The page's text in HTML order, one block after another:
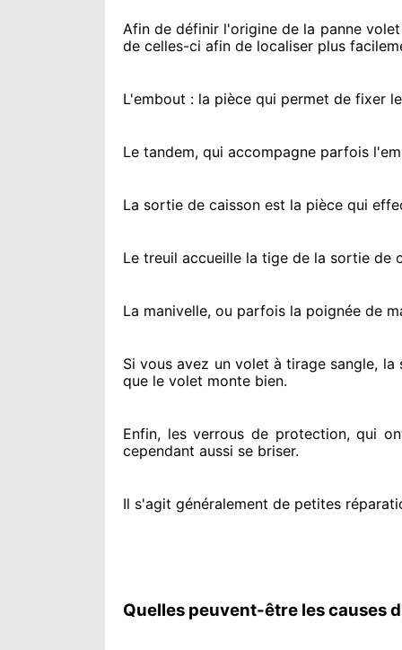
Afin de définir l'origine de la panne
de celles-ci afin de localiser plus
L'embout : la pièce qui permet de fixer
Le tandem, qui accompagne parfois
La sortie de caisson est la pièce qui
Le treuil accueille la tige de la sortie
La manivelle, ou parfois la poignée de
Si vous avez un volet à tirage sangle, la
que le volet monte bien.
Enfin, les verrous de protection, qui
cependant aussi se briser.
Il s'agit généralement de petites
Quelles peuvent-être les causes